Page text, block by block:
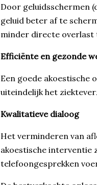
Door geluidsschermen
geluid beter af te
minder directe overlast
Efficiënte en gezonde
Een goede akoestische
uiteindelijk het
Kwalitatieve dialoog
Het verminderen van
akoestische
telefoongesprekken